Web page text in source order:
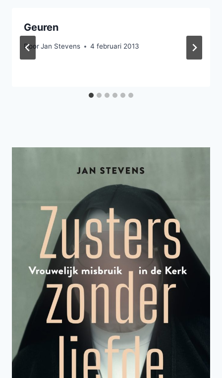
Geuren
DoorJan Stevens 4 februari 2013